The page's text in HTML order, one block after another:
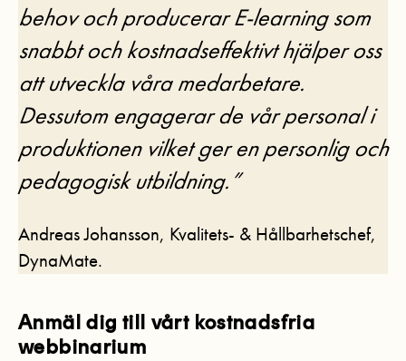
behov och producerar E-learning som
snabbt och kostnadseffektivt hjälper oss
att utveckla våra medarbetare.
Dessutom engagerar de vår personal i
produktionen vilket ger en personlig och
pedagogisk utbildning.”
Andreas Johansson, Kvalitets- & Hållbarhetschef,
DynaMate.
Anmäl dig till vårt kostnadsfria
webbinarium